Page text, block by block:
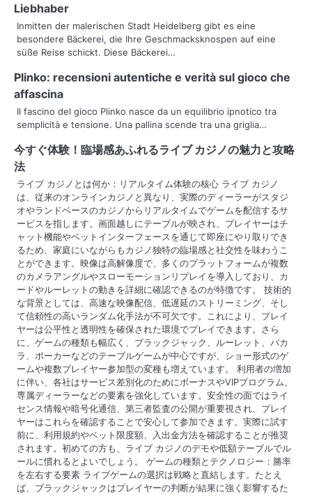
v
i
g
a
t
o
n
Liebhaber
Inmitten der malerischen Stadt Heidelberg gibt es eine
besondere Bäckerei, die Ihre Geschmacksknospen auf eine
süße Reise schickt. Diese Bäckerei…
Plinko: recensioni autentiche e verità sul gioco che
affascina
Il fascino del gioco Plinko nasce da un equilibrio ipnotico tra
semplicità e tensione. Una pallina scende tra una griglia…
今すぐ体験！臨場感あふれるライブ カジノの魅力と攻略
法
ライブ カジノとは何か：リアルタイム体験の核心 ライブ カジノ
は、従来のオンラインカジノと異なり、実際のディーラーがスタジ
オやランドベースのカジノからリアルタイムでゲームを配信するサ
ービスを指します。画面越しにテーブルが映され、プレイヤーはチ
ャット機能やベットインターフェースを通じて即座にやり取りでき
るため、家庭にいながらもカジノ独特の臨場感と社交性を味わうこ
とができます。映像は高解像度で、多くのプラットフォームが複数
のカメラアングルやスローモーションリプレイを導入しており、カ
ードやルーレットの動きを詳細に確認できるのが特徴です。 技術的
な背景としては、高速な映像配信、低遅延のストリーミング、そし
て信頼性の高いランダム化手法が不可欠です。これにより、プレイ
ヤーは公平性と透明性を確保された環境でプレイできます。さら
に、ゲームの種類も幅広く、ブラックジャック、ルーレット、バカ
ラ、ポーカーなどのテーブルゲームが中心ですが、ショー形式のゲ
ームや複数プレイヤー参加型の変種も増えています。 利用者の増加
に伴い、各社はサービス差別化のためにボーナスやVIPプログラム、
専属ディーラーなどの要素を強化しています。安全性の面ではライ
センス情報や暗号化通信、第三者監査の公開が重要視され、プレイ
ヤーはこれらを確認することで安心して参加できます。実際に試す
前に、利用規約やベット限度額、入出金方法を確認することが推奨
されます。初めての方も、ライブ カジノのデモや低額テーブルでル
ールに慣れるとよいでしょう。 ゲームの種類とテクノロジー：勝率
を左右する要素 ライブゲームの選択は戦略と直結します。たとえ
ば、ブラックジャックはプレイヤーの判断が結果に強く影響するた